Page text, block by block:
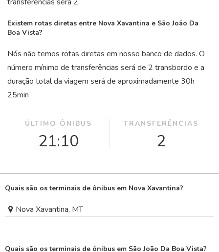
Existem rotas diretas entre Nova Xavantina e São João Da
Boa Vista?
Nós não temos rotas diretas em nosso banco de dados. O
número mínimo de transferências será de 2 transbordo e a
duração total da viagem será de aproximadamente 30h
25min
ÚLTIMO ÔNIBUS
21:10
TRANSFERÊNCIAS
2
Quais são os terminais de ônibus em Nova Xavantina?
Nova Xavantina, MT
Quais são os terminais de ônibus em São João Da Boa Vista?